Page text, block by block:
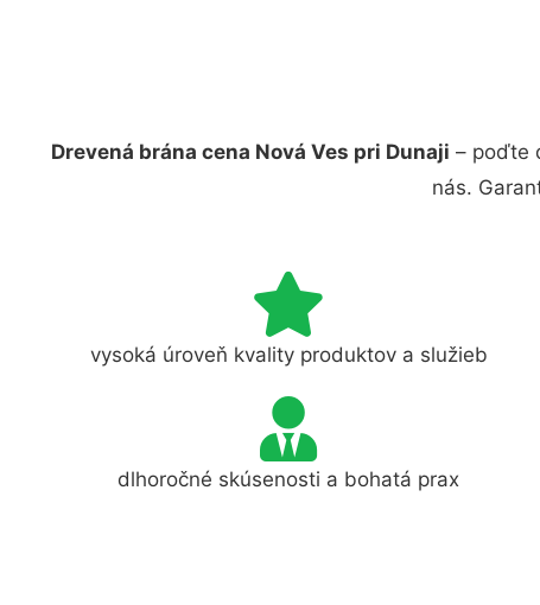
Drevená brána cena Nová Ves pri Dunaji – poďte
nás.
vysoká úroveň kvality produktov a služieb
dlhoročné skúsenosti a bohatá prax